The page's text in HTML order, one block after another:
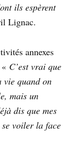
ils espèrent
Lignac.
annexes
C’est vrai que
vie quand on
mais un
dis que mes
voiler la face